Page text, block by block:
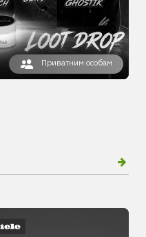
Приватним особам